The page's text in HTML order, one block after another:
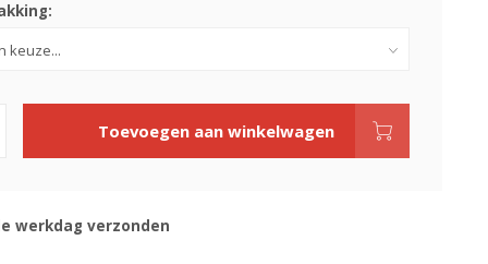
Toevoegen aan winkelwagen
werkdag verzonden